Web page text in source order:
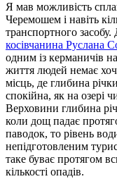
Я мав можливість
Черемошем і навіть
транспортного засобу.
косівчанина Руслана
одним із керманичів
життя людей немає
місць, де глибина
спокійна, як на озері
Верховини глибина
коли дощ падає
паводок, то рівень
непідготовленим
таке буває протягом
кількості опадів.